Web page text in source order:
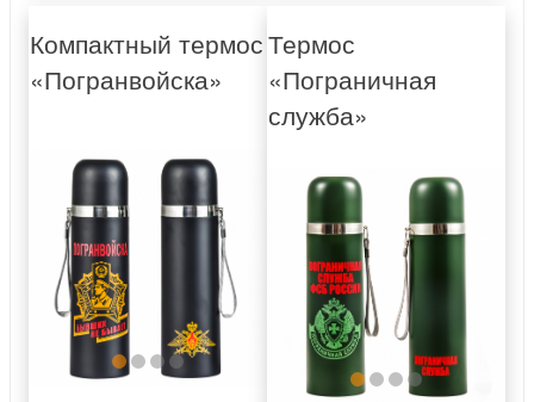
Компактный термос
«Погранвойска»
Термос
«Пограничная
служба»